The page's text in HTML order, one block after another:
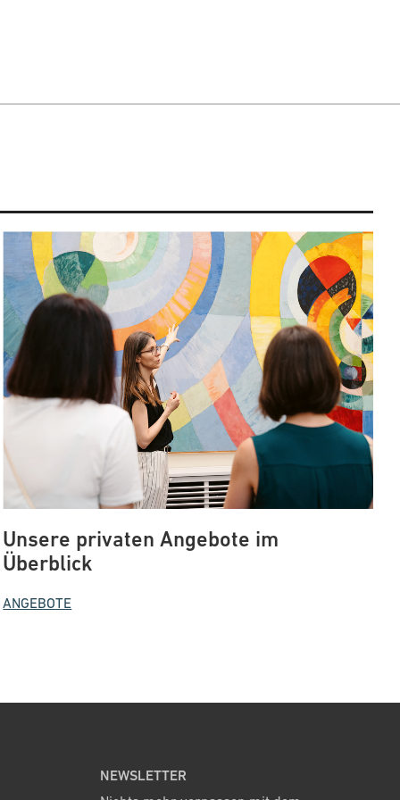
Unsere privaten Angebote im
Überblick
ANGEBOTE
NEWSLETTER